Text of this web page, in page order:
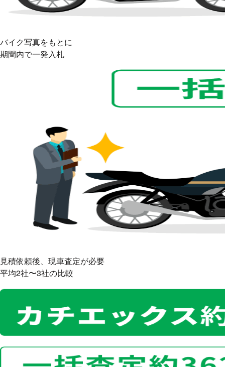
バイク写真をもとに
期間内で一発入札
見積依頼後、現車査定が必要
平均2社〜3社の比較